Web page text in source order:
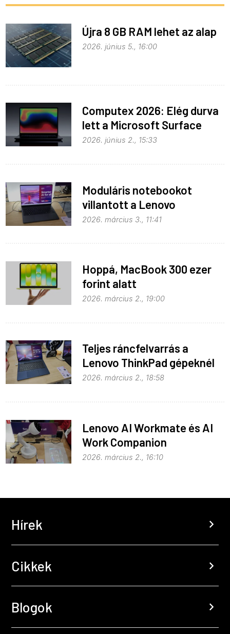
Újra 8 GB RAM lehet az alap
2026. június 5., 16:00
Computex 2026: Elég durva
lett a Microsoft Surface
Laptop Ultra
2026. június 2., 15:33
Moduláris notebookot
villantott a Lenovo
2026. március 3., 11:41
Hoppá, MacBook 300 ezer
forint alatt
2026. március 2., 19:00
Teljes ráncfelvarrás a
Lenovo ThinkPad gépeknél
2026. március 2., 18:58
Lenovo AI Workmate és AI
Work Companion
2026. március 2., 16:10
Hírek chevron_right
Cikkek chevron_right
Blogok chevron_right